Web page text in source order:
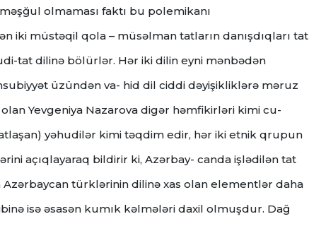
olmaması faktı bu polemikanı
iki müstəqil qola – müsəlman tatların danışdıqları tat
tat dilinə bölürlər. Hər iki dilin eyni mənbədən
üzündən va- hid dil ciddi dəyişikliklərə məruz
olan Yevgeniya Nazarova digər həmfikirləri kimi cu-
yəhudilər kimi təqdim edir, hər iki etnik qrupun
açıqlayaraq bildirir ki, Azərbay- canda işlədilən tat
Azərbaycan türklərinin dilinə xas olan elementlər daha
isə əsasən kumık kəlmələri daxil olmuşdur. Dağ